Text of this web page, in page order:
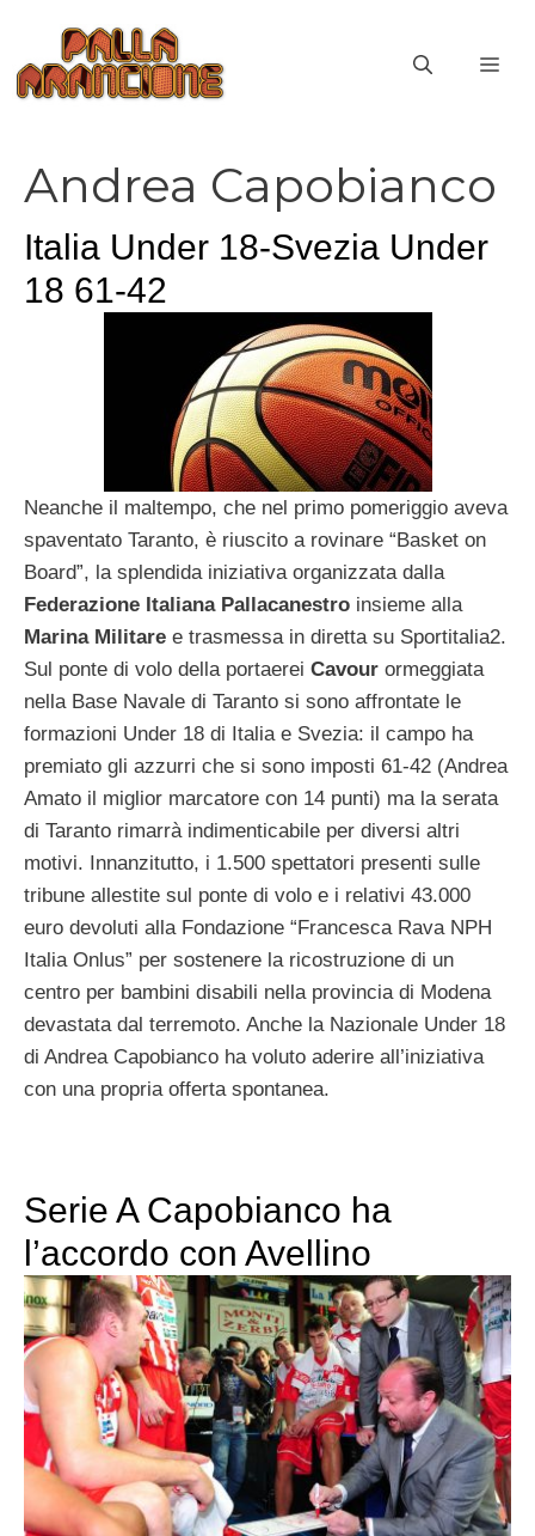
contenuto
Andrea Capobianco
Italia Under 18-Svezia Under
18 61-42
Neanche il maltempo, che nel primo pomeriggio aveva
spaventato Taranto, è riuscito a rovinare “Basket on
Board”, la splendida iniziativa organizzata dalla
Federazione Italiana Pallacanestro insieme alla
Marina Militare e trasmessa in diretta su Sportitalia2.
Sul ponte di volo della portaerei Cavour ormeggiata
nella Base Navale di Taranto si sono affrontate le
formazioni Under 18 di Italia e Svezia: il campo ha
premiato gli azzurri che si sono imposti 61-42 (Andrea
Amato il miglior marcatore con 14 punti) ma la serata
di Taranto rimarrà indimenticabile per diversi altri
motivi. Innanzitutto, i 1.500 spettatori presenti sulle
tribune allestite sul ponte di volo e i relativi 43.000
euro devoluti alla Fondazione “Francesca Rava NPH
Italia Onlus” per sostenere la ricostruzione di un
centro per bambini disabili nella provincia di Modena
devastata dal terremoto. Anche la Nazionale Under 18
di Andrea Capobianco ha voluto aderire all’iniziativa
con una propria offerta spontanea.
Serie A Capobianco ha
l’accordo con Avellino